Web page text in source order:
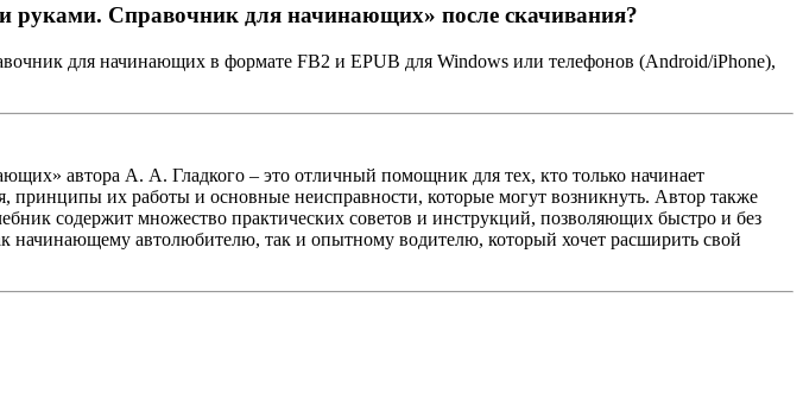
руками. Справочник для начинающих» после скачивания?
для начинающих в формате FB2 и EPUB для Windows или телефонов (Android/iPhone),
автора А. А. Гладкого – это отличный помощник для тех, кто только начинает
их работы и основные неисправности, которые могут возникнуть. Автор также
содержит множество практических советов и инструкций, позволяющих быстро и без
начинающему автолюбителю, так и опытному водителю, который хочет расширить свой